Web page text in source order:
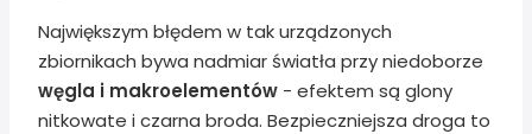
Największym błędem w tak urządzonych
zbiornikach bywa nadmiar światła przy niedoborze
węgla i makroelementów - efektem są glony
nitkowate i czarna broda. Bezpieczniejsza droga to